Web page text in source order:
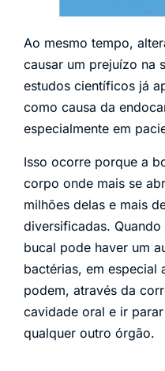
Ao mesmo tempo,
causar um prejuízo na
estudos científicos já
como causa da
especialmente em
Isso ocorre porque a
corpo onde mais se
milhões delas e mais
diversificadas.
bucal pode haver um
bactérias, em especial
podem, através da
cavidade oral e ir
qualquer outro órgão.